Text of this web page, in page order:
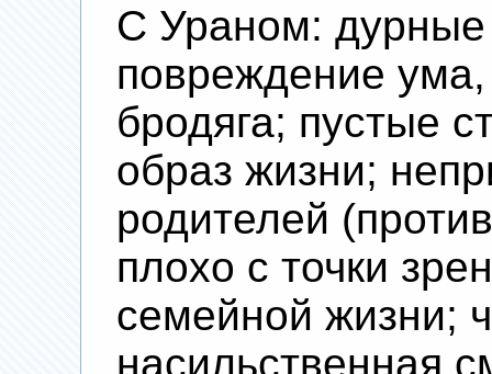
С Ураном: дурные
повреждение
бродяга; пустые
образ жизни;
родителей
плохо с точки
семейной жизни;
насильственная